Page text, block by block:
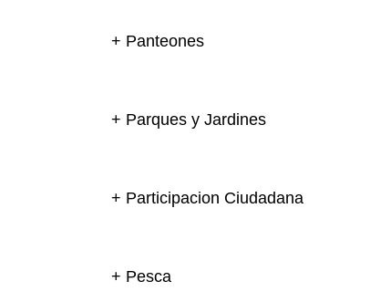
+ Panteones
+ Parques y Jardines
+ Participacion Ciudadana
+ Pesca